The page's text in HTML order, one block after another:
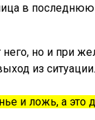
в
но и при
из
и ложь, а это